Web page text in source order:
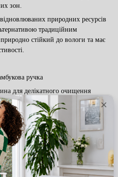
зон.
природних ресурсів
традиційним
стійкий до вологи та має
ручка
для делікатного очищення
головки
використання
ясен